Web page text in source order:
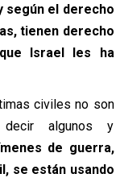
según el derecho
tienen derecho
Israel les ha
civiles no son
decir algunos y
de guerra,
se están usando